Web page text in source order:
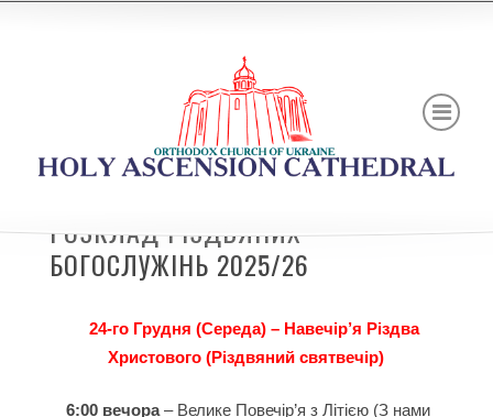
РОЗКЛАД РІЗДВЯНИХ
БОГОСЛУЖІНЬ 2025/26
24-го Грудня (Середа) – Навечір’я Різдва
Христового (Різдвяний святвечір)
6:00 вечора– Велике Повечір’я з Літією (З нами